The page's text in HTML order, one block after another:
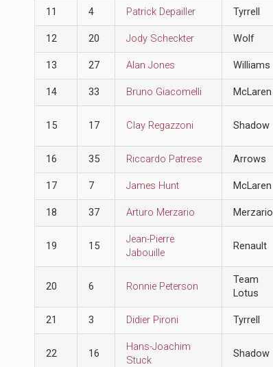
11 4 Patrick Depailler Tyrrell
12 20 Jody Scheckter Wolf
13 27 Alan Jones Williams
14 33 Bruno Giacomelli McLaren
15 17 Clay Regazzoni Shadow
16 35 Riccardo Patrese Arrows
17 7 James Hunt McLaren
18 37 Arturo Merzario Merzario
19 15
Jean-Pierre
Jabouille
Renault
20 6 Ronnie Peterson
Team
Lotus
21 3 Didier Pironi Tyrrell
22 16
Hans-Joachim
Stuck
Shadow